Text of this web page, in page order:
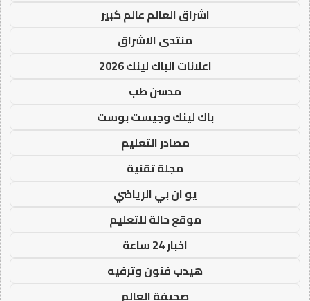
اشراق العالم عالم كبير
منتدى الاشراق
اعلانات الباك لينك 2026
مدسن طب
باك لينك وجيست بوست
مصادر التعليم
مجلة تقنية
يو ان بي الرياضي
موقع حالة للتعليم
اخبار 24 ساعة
هيدب فنون وترفيه
صحيفة العالم